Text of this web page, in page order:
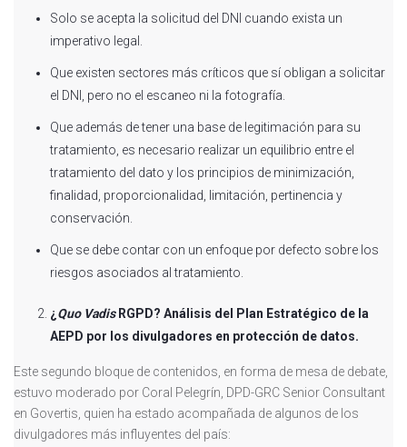
Solo se acepta la solicitud del DNI cuando exista un
imperativo legal.
Que existen sectores más críticos que sí obligan a solicitar
el DNI, pero no el escaneo ni la fotografía.
Que además de tener una base de legitimación para su
tratamiento, es necesario realizar un equilibrio entre el
tratamiento del dato y los principios de minimización,
finalidad, proporcionalidad, limitación, pertinencia y
conservación.
Que se debe contar con un enfoque por defecto sobre los
riesgos asociados al tratamiento.
¿ Quo VadisRGPD? Análisis del Plan Estratégico de la
AEPD por los divulgadores en protección de datos.
Este segundo bloque de contenidos, en forma de mesa de debate,
estuvo moderado por Coral Pelegrín, DPD-GRC Senior Consultant
en Govertis, quien ha estado acompañada de algunos de los
divulgadores más influyentes del país: